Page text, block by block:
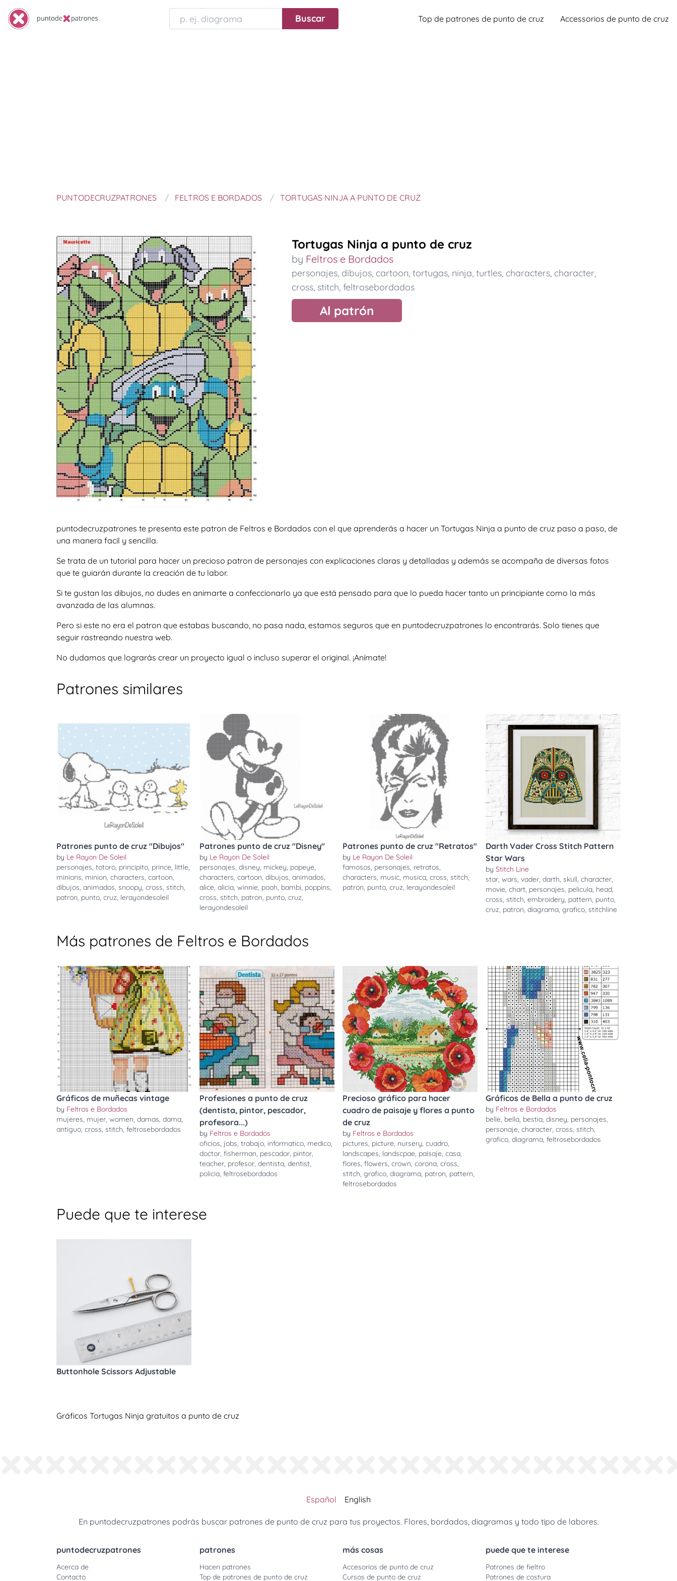
Top de patrones de punto de cruz Accessorios de punto de cruz
PUNTODECRUZPATRONES FELTROS E BORDADOS TORTUGAS NINJA A PUNTO DE CRUZ
Tortugas Ninja a punto de cruz
by Feltros e Bordados
personajes, dibujos, cartoon, tortugas, ninja, turtles, characters, character,
cross, stitch, feltrosebordados
Al patrón
puntodecruzpatrones te presenta este patron de Feltros e Bordados con el que aprenderás a hacer un Tortugas Ninja a punto de cruz paso a paso, de
una manera facil y sencilla.
Se trata de un tutorial para hacer un precioso patron de personajes con explicaciones claras y detalladas y además se acompaña de diversas fotos
que te guiarán durante la creación de tu labor.
Si te gustan las dibujos, no dudes en animarte a confeccionarlo ya que está pensado para que lo pueda hacer tanto un principiante como la más
avanzada de las alumnas.
Pero si este no era el patron que estabas buscando, no pasa nada, estamos seguros que en puntodecruzpatrones lo encontrarás. Solo tienes que
seguir rastreando nuestra web.
No dudamos que lograrás crear un proyecto igual o incluso superar el original. ¡Anímate!
Patrones similares
Patrones punto de cruz "Dibujos"
by Le Rayon De Soleil
personajes, totoro, principito, prince, little,
minions, minion, characters, cartoon,
dibujos, animados, snoopy, cross, stitch,
patron, punto, cruz, lerayondesoleil
Patrones punto de cruz "Disney"
by Le Rayon De Soleil
personajes, disney, mickey, popeye,
characters, cartoon, dibujos, animados,
alice, alicia, winnie, pooh, bambi, poppins,
cross, stitch, patron, punto, cruz,
lerayondesoleil
Patrones punto de cruz "Retratos"
by Le Rayon De Soleil
famosos, personajes, retratos,
characters, music, musica, cross, stitch,
patron, punto, cruz, lerayondesoleil
Darth Vader Cross Stitch Pattern
Star Wars
by Stitch Line
star, wars, vader, darth, skull, character,
movie, chart, personajes, pelicula, head,
cross, stitch, embroidery, pattern, punto,
cruz, patron, diagrama, grafico, stitchline
Más patrones de Feltros e Bordados
Gráficos de muñecas vintage
by Feltros e Bordados
mujeres, mujer, women, damas, dama,
antiguo, cross, stitch, feltrosebordados
Profesiones a punto de cruz
(dentista, pintor, pescador,
profesora...)
by Feltros e Bordados
oficios, jobs, trabajo, informatico, medico,
doctor, fisherman, pescador, pintor,
teacher, profesor, dentista, dentist,
policia, feltrosebordados
Precioso gráfico para hacer
cuadro de paisaje y flores a punto
de cruz
by Feltros e Bordados
pictures, picture, nursery, cuadro,
landscapes, landscpae, paisaje, casa,
flores, flowers, crown, corona, cross,
stitch, grafico, diagrama, patron, pattern,
feltrosebordados
Gráficos de Bella a punto de cruz
by Feltros e Bordados
belle, bella, bestia, disney, personajes,
personaje, character, cross, stitch,
grafico, diagrama, feltrosebordados
Puede que te interese
Buttonhole Scissors Adjustable
Gráficos Tortugas Ninja gratuitos a punto de cruz
Español English
En puntodecruzpatrones podrás buscar patrones de punto de cruz para tus proyectos. Flores, bordados, diagramas y todo tipo de labores.
puntodecruzpatrones
Acerca de
Contacto
patrones
Hacen patrones
Top de patrones de punto de cruz
más cosas
Accesorios de punto de cruz
Cursos de punto de cruz
puede que te interese
Patrones de fieltro
Patrones de costura